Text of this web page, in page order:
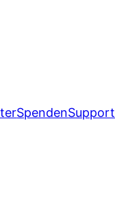
SpendenSupport